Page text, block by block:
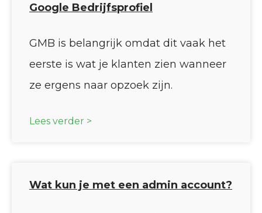
Google Bedrijfsprofiel
GMB is belangrijk omdat dit vaak het
eerste is wat je klanten zien wanneer
ze ergens naar opzoek zijn.
Lees verder >
Wat kun je met een admin account?